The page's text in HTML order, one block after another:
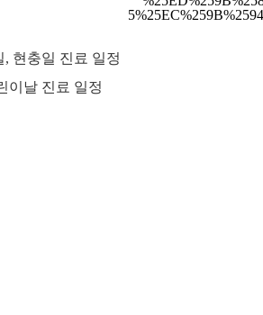
, 현충일 진료 일정
이날 진료 일정